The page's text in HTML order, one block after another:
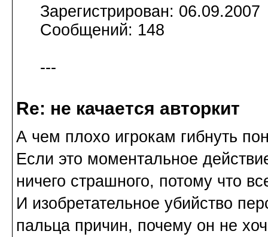
Зарегистрирован: 06.09.2007
Сообщений: 148
---
Re: не качается авторкит
А чем плохо игрокам гибнуть
Если это моментальное
ничего страшного, потому что
И изобретательное убийство
пальца причин, почему он не